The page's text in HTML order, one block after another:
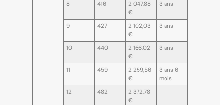
8 416
2 047,88
€
3 ans
9 427
2 102,03
€
3 ans
10 440
2 166,02
€
3 ans
11 459
2 259,56
€
3 ans 6
mois
12
482
2 372,78
€
–